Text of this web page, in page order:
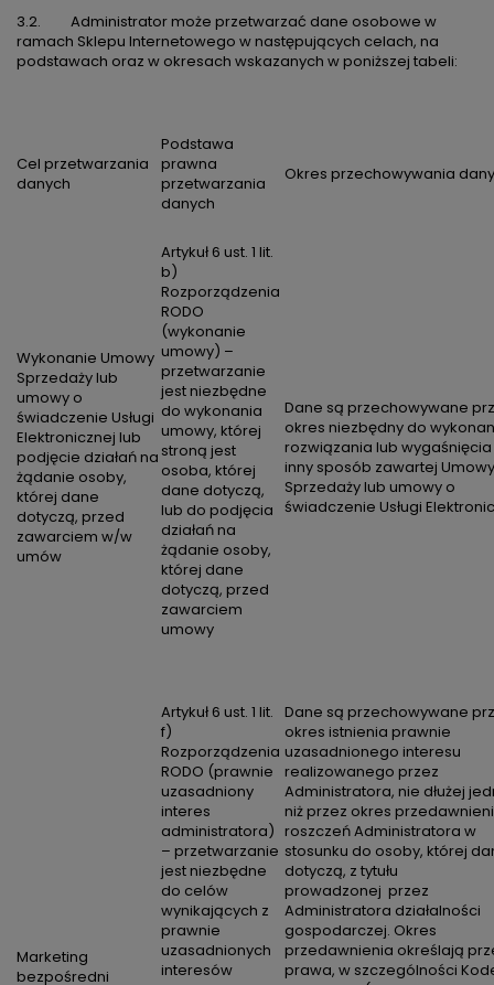
3.2. Administrator może przetwarzać dane osobowe w
ramach Sklepu Internetowego w następujących celach, na
podstawach oraz w okresach wskazanych w poniższej tabeli:
Cel przetwarzania
danych
Podstawa
prawna
przetwarzania
danych
Okres przechowywania
Wykonanie Umowy
Sprzedaży lub
umowy o
świadczenie Usługi
Elektronicznej lub
podjęcie działań na
żądanie osoby,
której dane
dotyczą, przed
zawarciem w/w
umów
Artykuł 6 ust. 1 lit.
b)
Rozporządzenia
RODO
(wykonanie
umowy) –
przetwarzanie
jest niezbędne
do wykonania
umowy, której
stroną jest
osoba, której
dane dotyczą,
lub do podjęcia
działań na
żądanie osoby,
której dane
dotyczą, przed
zawarciem
umowy
Dane są przechowywane
okres niezbędny do
rozwiązania lub
inny sposób zawartej Umowy
Sprzedaży lub umowy o
świadczenie Usługi
Marketing
bezpośredni
Artykuł 6 ust. 1 lit.
f)
Rozporządzenia
RODO (prawnie
uzasadniony
interes
administratora)
– przetwarzanie
jest niezbędne
do celów
wynikających z
prawnie
uzasadnionych
interesów
Dane są przechowywane
okres istnienia prawnie
uzasadnionego interesu
realizowanego przez
Administratora, nie dłużej
niż przez okres
roszczeń Administratora w
stosunku do osoby, której
dotyczą, z tytułu
prowadzonej przez
Administratora działalności
gospodarczej. Okres
przedawnienia określają
prawa, w szczególności